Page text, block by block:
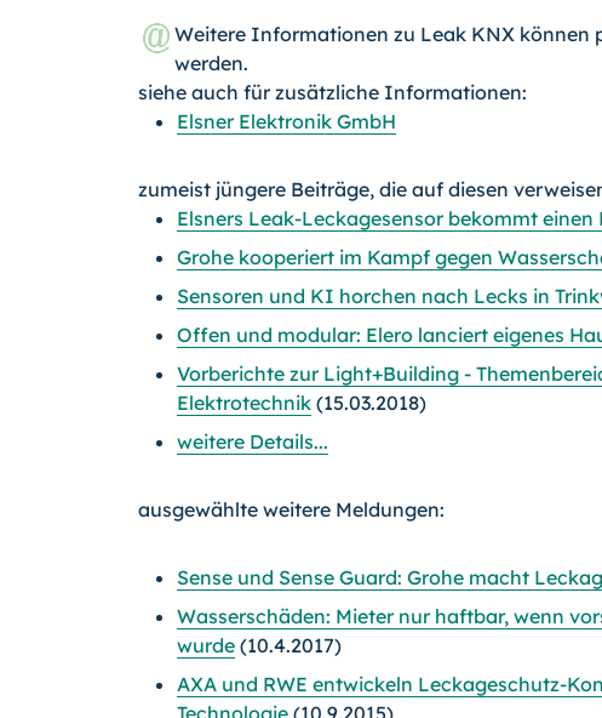
Weitere Informationen zu Leak KNX können
werden.
siehe auch für zusätzliche Informationen:
Elsner Elektronik GmbH
zumeist jüngere Beiträge, die auf diesen
Elsners Leak-Leckagesensor bekommt einen
Grohe kooperiert im Kampf gegen
Sensoren und KI horchen nach Lecks in
Offen und modular: Elero lanciert eigenes
Vorberichte zur Light+Building -
Elektrotechnik (15.03.2018)
weitere Details...
ausgewählte weitere Meldungen:
Sense und Sense Guard: Grohe macht
Wasserschäden: Mieter nur haftbar, wenn
wurde (10.4.2017)
AXA und RWE entwickeln Leckageschutz-